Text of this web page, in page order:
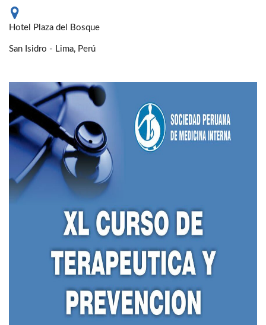
Hotel Plaza del Bosque
San Isidro - Lima, Perú